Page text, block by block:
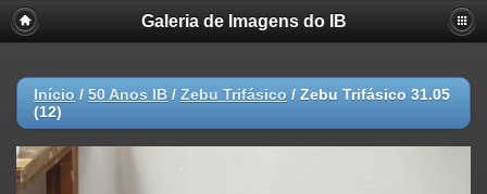
Galeria de Imagens do IB
Início / 50 Anos IB / Zebu Trifásico / Zebu Trifásico 31.05
(12)